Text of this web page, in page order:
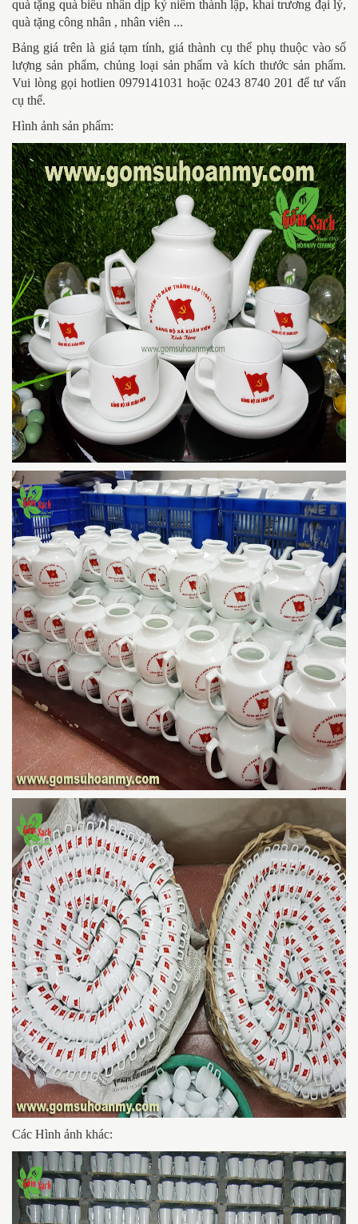
quà tặng quà biếu nhân dịp kỷ niêm thành lập, khai trương đại lý,
quà tặng công nhân , nhân viên ...
Bảng giá trên là giá tạm tính, giá thành cụ thể phụ thuộc vào số
lượng sản phẩm, chủng loại sản phẩm và kích thước sản phẩm.
Vui lòng gọi hotlien 0979141031 hoặc 0243 8740 201 để tư vấn
cụ thể.
Hình ảnh sản phẩm:
Các Hình ảnh khác: